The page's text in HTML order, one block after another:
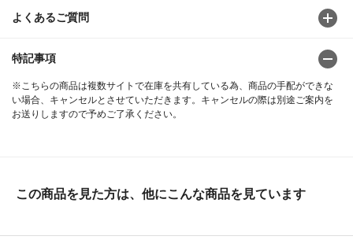
よくあるご質問
特記事項
※こちらの商品は複数サイトで在庫を共有している為、商品の手配ができな
い場合、キャンセルとさせていただきます。キャンセルの際は別途ご案内を
お送りしますので予めご了承ください。
この商品を見た方は、他にこんな商品を見ています